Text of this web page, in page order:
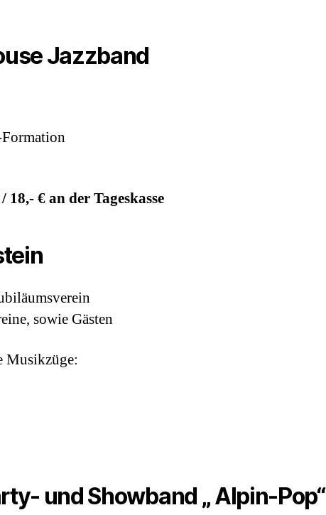
Jazzband
Formation
€ an der Tageskasse
sowie Gästen
Musikzüge:
und Showband „ Alpin-Pop“